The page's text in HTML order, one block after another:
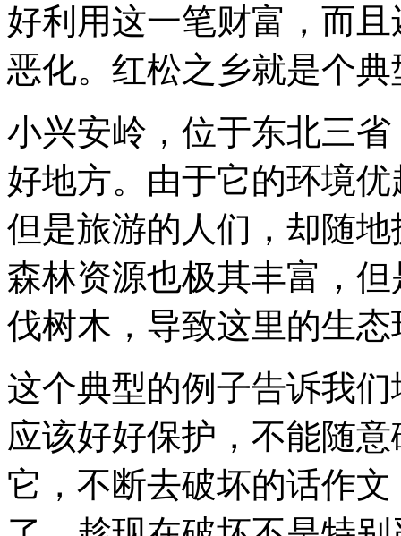
好利用这一笔财富，而
恶化。红松之乡就是个
小兴安岭，位于东北三
好地方。由于它的环境
但是旅游的人们，却随
森林资源也极其丰富，
伐树木，导致这里的生
这个典型的例子告诉我
应该好好保护，不能随
它，不断去破坏的话作